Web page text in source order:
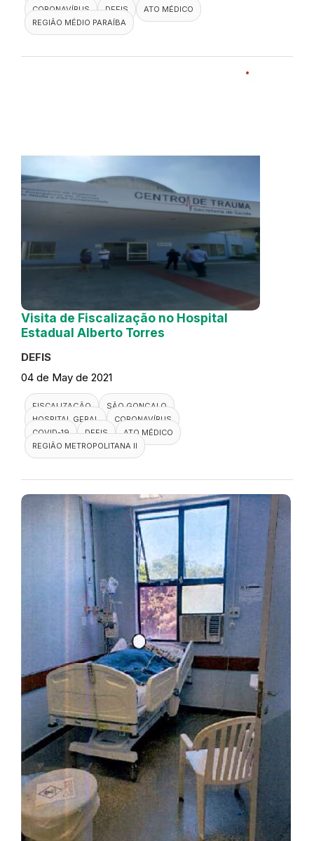
CORONAVÍRUS
DEFIS
ATO MÉDICO
REGIÃO MÉDIO PARAÍBA
Visita de Fiscalização no Hospital
Estadual Alberto Torres
DEFIS
04 de May de 2021
FISCALIZAÇÃO
SÃO GONÇALO
HOSPITAL GERAL
CORONAVÍRUS
COVID-19
DEFIS
ATO MÉDICO
REGIÃO METROPOLITANA II